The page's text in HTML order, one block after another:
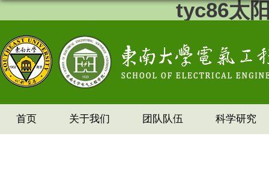
tyc86太
首页 关于我们 团队队伍 科学研究